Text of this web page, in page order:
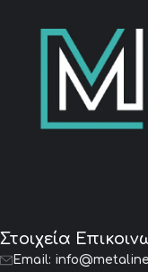
Στοιχεία
Email: